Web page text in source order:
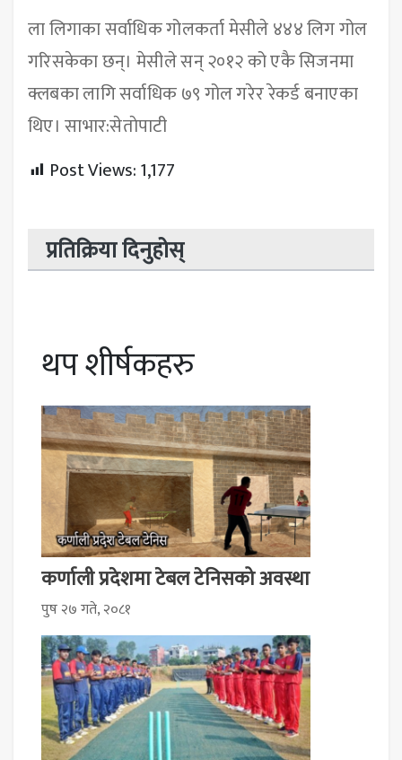
ला लिगाका सर्वाधिक गोलकर्ता मेसीले ४४४ लिग गोल
गरिसकेका छन्। मेसीले सन् २०१२ को एकै सिजनमा
क्लबका लागि सर्वाधिक ७९ गोल गरेर रेकर्ड बनाएका
थिए। साभार:सेताेपाटी
Post Views:1,177
प्रतिक्रिया दिनुहोस्
थप शीर्षकहरु
कर्णाली प्रदेशमा टेबल टेनिसको अवस्था
पुष २७ गते, २०८१